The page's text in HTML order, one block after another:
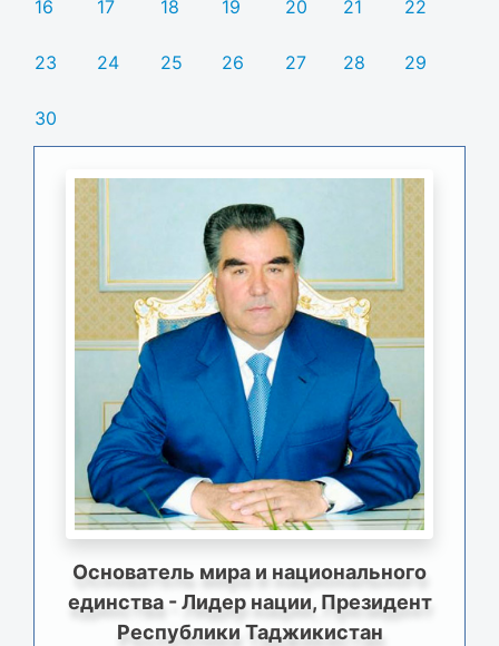
16 17 18 19 20 21 22
23 24 25 26 27 28 29
30
Основатель мира и национального
единства - Лидер нации, Президент
Республики Таджикистан